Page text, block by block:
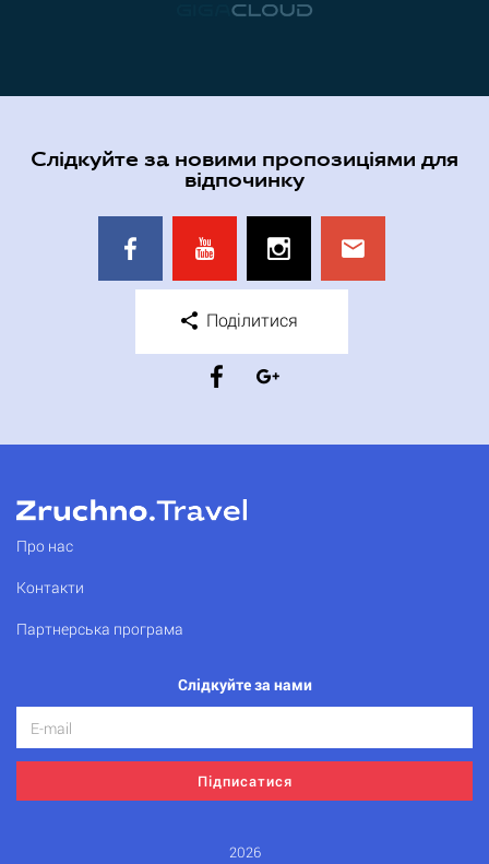
Слідкуйте за новими пропозиціями для
відпочинку
Поділитися
Про нас
Контакти
Партнерська програма
Слідкуйте за нами
Підписатися
2026